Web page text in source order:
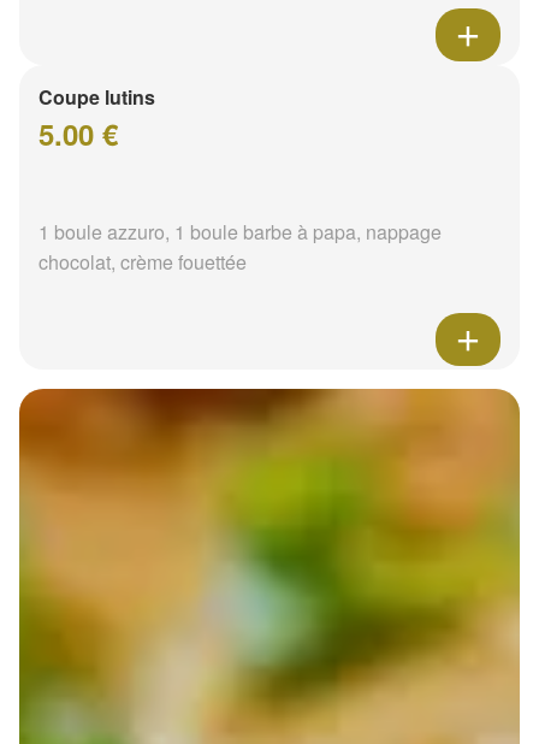
Coupe lutins
5.00 €
1 boule azzuro, 1 boule barbe à papa, nappage
chocolat, crème fouettée